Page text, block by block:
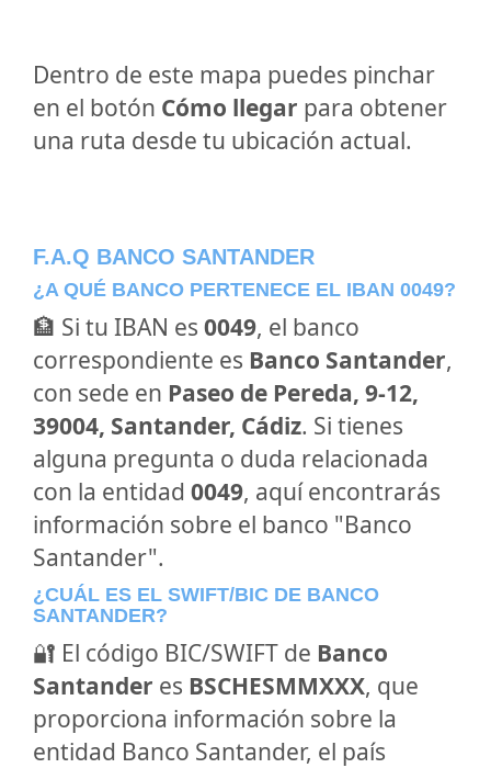
Dentro de este mapa puedes pinchar
en el botón Cómo llegar para obtener
una ruta desde tu ubicación actual.
F.A.Q BANCO SANTANDER
¿A QUÉ BANCO PERTENECE EL IBAN 0049?
🏦 Si tu IBAN es 0049, el banco
correspondiente es Banco Santander,
con sede en Paseo de Pereda, 9-12,
39004, Santander, Cádiz. Si tienes
alguna pregunta o duda relacionada
con la entidad 0049, aquí encontrarás
información sobre el banco "Banco
Santander".
¿CUÁL ES EL SWIFT/BIC DE BANCO
SANTANDER?
🔐 El código BIC/SWIFT de Banco
Santander es BSCHESMMXXX, que
proporciona información sobre la
entidad Banco Santander, el país